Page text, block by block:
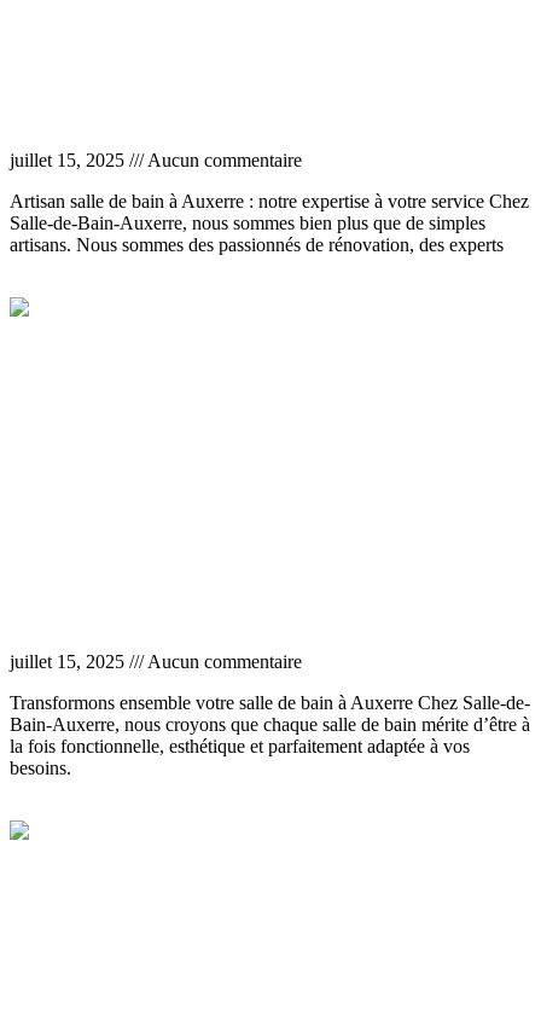
juillet 15, 2025
Aucun commentaire
Artisan salle de bain à Auxerre : notre expertise à votre service Chez
Salle-de-Bain-Auxerre, nous sommes bien plus que de simples
artisans. Nous sommes des passionnés de rénovation, des experts
juillet 15, 2025
Aucun commentaire
Transformons ensemble votre salle de bain à Auxerre Chez Salle-de-
Bain-Auxerre, nous croyons que chaque salle de bain mérite d’être à
la fois fonctionnelle, esthétique et parfaitement adaptée à vos
besoins.